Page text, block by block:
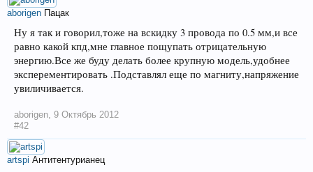
aborigen Пацак
Ну я так и говорил,тоже на вскидку 3 провода по 0.5 мм,и все
равно какой кпд,мне главное пощупать отрицательную
энергию.Все же буду делать более крупную модель,удобнее
эксперементировать .Подставлял еще по магниту,напряжение
увиличивается.
aborigen, 9 Октябрь 2012
#42
artspi Антитентурианец